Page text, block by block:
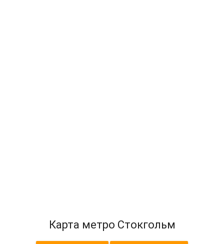
Карта метро Стокгольм